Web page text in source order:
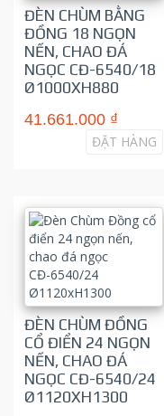
ĐÈN CHÙM BẰNG
ĐỒNG 18 NGỌN
NẾN, CHAO ĐÁ
NGỌC CĐ-6540/18
Ø1000XH880
41.661.000 ₫
ĐẶT HÀNG
ĐÈN CHÙM ĐỒNG
CỔ ĐIỂN 24 NGỌN
NẾN, CHAO ĐÁ
NGỌC CĐ-6540/24
Ø1120XH1300